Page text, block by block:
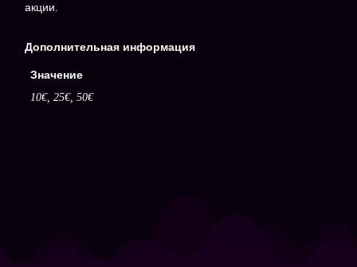
акции.
Дополнительная информация
Значение
10€, 25€, 50€